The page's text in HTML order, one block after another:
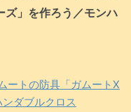
ズ」を作ろう／モンハ
ートの防具「ガムートX
ダブルクロス